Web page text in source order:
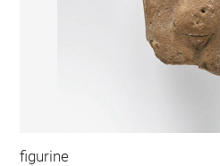
figurine